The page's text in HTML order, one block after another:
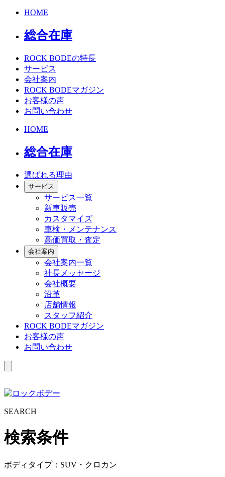
HOME
総合在庫
ROCK BODEの特長
サービス
会社案内
ROCK BODEマガジン
お客様の声
お問い合わせ
HOME
総合在庫
選ばれる理由
サービス
サービス一覧
新車販売
カスタマイズ
車検・メンテナンス
高価買取・査定
会社案内
会社案内一覧
社長メッセージ
会社概要
沿革
店舗情報
スタッフ紹介
ROCK BODEマガジン
お客様の声
お問い合わせ
SEARCH
検索条件
ボディタイプ：SUV・クロカン